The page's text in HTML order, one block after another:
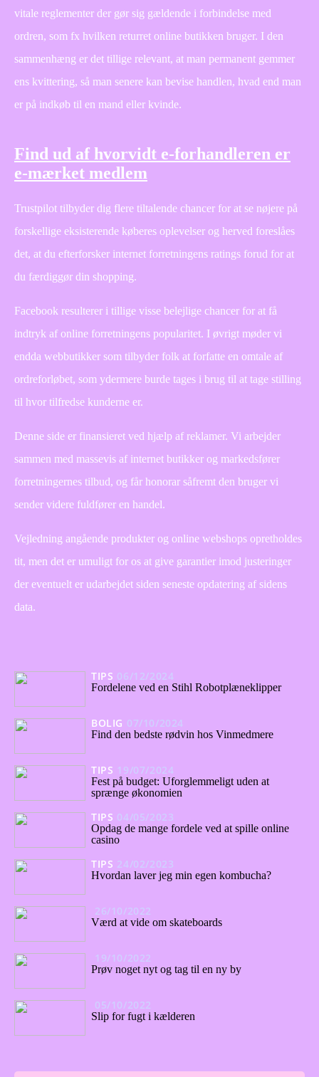
vitale reglementer der gør sig gældende i forbindelse med
ordren, som fx hvilken returret online butikken bruger. I den
sammenhæng er det tillige relevant, at man permanent gemmer
ens kvittering, så man senere kan bevise handlen, hvad end man
er på indkøb til en mand eller kvinde.
Find ud af hvorvidt e-forhandleren er
e-mærket medlem
Trustpilot tilbyder dig flere tiltalende chancer for at se nøjere på
forskellige eksisterende køberes oplevelser og herved foreslåes
det, at du efterforsker internet forretningens ratings forud for at
du færdiggør din shopping.
Facebook resulterer i tillige visse belejlige chancer for at få
indtryk af online forretningens popularitet. I øvrigt møder vi
endda webbutikker som tilbyder folk at forfatte en omtale af
ordreforløbet, som ydermere burde tages i brug til at tage stilling
til hvor tilfredse kunderne er.
Denne side er finansieret ved hjælp af reklamer. Vi arbejder
sammen med massevis af internet butikker og markedsfører
forretningernes tilbud, og får honorar såfremt den bruger vi
sender videre fuldfører en handel.
Vejledning angående produkter og online webshops opretholdes
tit, men det er umuligt for os at give garantier imod justeringer
der eventuelt er udarbejdet siden seneste opdatering af sidens
data.
TIPS 06/12/2024
Fordelene ved en Stihl Robotplæneklipper
BOLIG 07/10/2024
Find den bedste rødvin hos Vinmedmere
TIPS 19/07/2024
Fest på budget: Uforglemmeligt uden at
sprænge økonomien
TIPS 04/05/2023
Opdag de mange fordele ved at spille online
casino
TIPS 24/02/2023
Hvordan laver jeg min egen kombucha?
26/10/2022
Værd at vide om skateboards
19/10/2022
Prøv noget nyt og tag til en ny by
05/10/2022
Slip for fugt i kælderen